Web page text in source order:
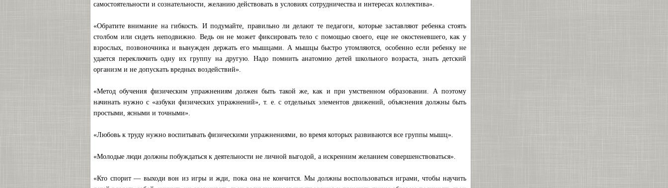
самостоятельности и сознательности, желанию действовать в условиях сотрудничества и интересах коллектива».
«Обратите внимание на гибкость. И подумайте, правильно ли делают те педагоги, которые заставляют ребенка стоять
столбом или сидеть неподвижно. Ведь он не может фиксировать тело с помощью своего, еще не окостеневшего, как у
взрослых, позвоночника и вынужден держать его мышцами. А мышцы быстро утомляются, особенно если ребенку не
удается переключить одну их группу на другую. Надо помнить анатомию детей школьного возраста, знать детский
организм и не допускать вредных воздействий».
«Метод обучения физическим упражнениям должен быть такой же, как и при умственном образовании. А поэтому
начинать нужно с «азбуки физических упражнений», т. е. с отдельных элементов движений, объяснения должны быть
простыми, ясными и точными».
«Любовь к труду нужно воспитывать физическими упражнениями, во время которых развиваются все группы мышц».
«Молодые люди должны побуждаться к деятельности не личной выгодой, а искренним желанием совершенствоваться».
«Кто спорит — выходи вон из игры и жди, пока она не кончится. Мы должны воспользоваться играми, чтобы научить